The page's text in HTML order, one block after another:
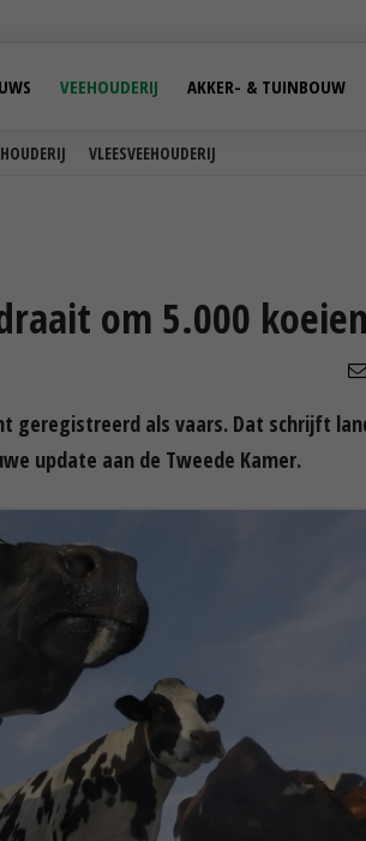
VLEESVEEHOUDERIJ
VEEHOUDERIJ AKKER- & TUINBOUW
om 5.000 koeien
geregistreerd als vaars. Dat schrijft
update aan de Tweede Kamer.